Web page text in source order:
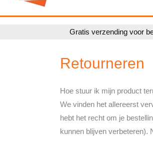
Gratis verzending voor
Retourneren
Hoe stuur ik mijn product
We vinden het allereerst
hebt het recht om je
kunnen blijven verbeteren).